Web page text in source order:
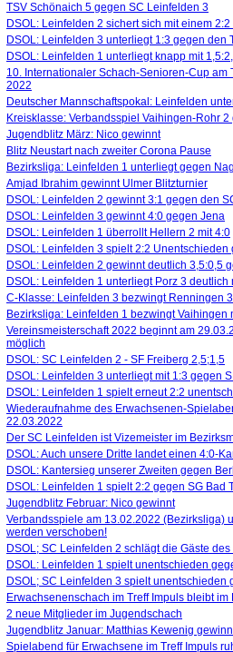
TSV Schönaich 5 gegen SC Leinfelden 3
DSOL: Leinfelden 2 sichert sich mit einem
DSOL: Leinfelden 3 unterliegt 1:3 gegen den
DSOL: Leinfelden 1 unterliegt knapp mit
10. Internationaler Schach-Senioren-Cup am
2022
Deutscher Mannschaftspokal: Leinfelden
Kreisklasse: Verbandsspiel Vaihingen-Rohr
Jugendblitz März: Nico gewinnt
Blitz Neustart nach zweiter Corona Pause
Bezirksliga: Leinfelden 1 unterliegt gegen
Amjad Ibrahim gewinnt Ulmer Blitzturnier
DSOL: Leinfelden 2 gewinnt 3:1 gegen den
DSOL: Leinfelden 3 gewinnt 4:0 gegen Jena
DSOL: Leinfelden 1 überrollt Hellern 2 mit 4:0
DSOL: Leinfelden 3 spielt 2:2 Unentschieden
DSOL: Leinfelden 2 gewinnt deutlich 3,5:0,5
DSOL: Leinfelden 1 unterliegt Porz 3 deutlich
C-Klasse: Leinfelden 3 bezwingt Renningen
Bezirksliga: Leinfelden 1 bezwingt Vaihingen
Vereinsmeisterschaft 2022 beginnt am
möglich
DSOL: SC Leinfelden 2 - SF Freiberg 2,5;1,5
DSOL: Leinfelden 3 unterliegt mit 1:3 gegen
DSOL: Leinfelden 1 spielt erneut 2:2
Wiederaufnahme des Erwachsenen-
22.03.2022
Der SC Leinfelden ist Vizemeister im
DSOL: Auch unsere Dritte landet einen 4:0-
DSOL: Kantersieg unserer Zweiten gegen
DSOL: Leinfelden 1 spielt 2:2 gegen SG Bad
Jugendblitz Februar: Nico gewinnt
Verbandsspiele am 13.02.2022 (Bezirksliga)
werden verschoben!
DSOL; SC Leinfelden 2 schlägt die Gäste
DSOL: Leinfelden 1 spielt unentschieden
DSOL; SC Leinfelden 3 spielt unentschieden
Erwachsenenschach im Treff Impuls bleibt
2 neue Mitglieder im Jugendschach
Jugendblitz Januar: Matthias Kewenig
Spielabend für Erwachsene im Treff Impuls